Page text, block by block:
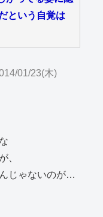
という自覚は
01/23(木)
、
じゃないのが…